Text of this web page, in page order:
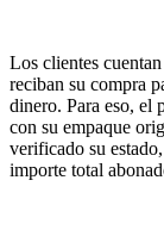
Los clientes
reciban su compra
dinero. Para eso, el
con su empaque
verificado su
importe total